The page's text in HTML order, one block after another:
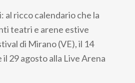
ricco calendario che la
teatri e arene estive
di Mirano (VE), il 14
29 agosto alla Live Arena